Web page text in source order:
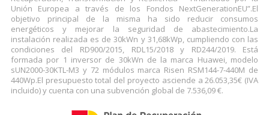
Unión Europea a través de los Fondos NextGenerationEU”.El
objetivo principal de la misma ha sido reducir consumos
energéticos y mejorar la seguridad de abastecimiento.La
instalación realizada es de 30kWn y 31,68kWp, cumpliendo con las
condiciones del RD900/2015, RDL15/2018 y RD244/2019. Está
formada por 1 inversor de 30kWn de la marca Huawei, modelo
sUN2000-30KTL-M3 y 72 módulos marca Risen RSM144-7-440M de
440Wp.El presupuesto total del proyecto asciende a 26.053,35€ (IVA
incluido) y cuenta con una subvención global de 7.536,09 €.